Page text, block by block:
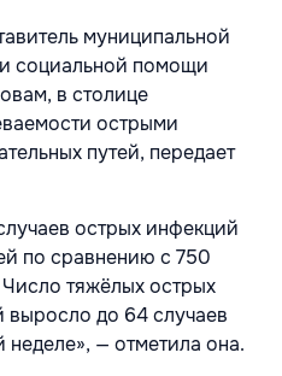
муниципальной
социальной помощи
в столице
острыми
путей, передает
острых инфекций
по сравнению с 750
тяжёлых острых
до 64 случаев
— отметила она.